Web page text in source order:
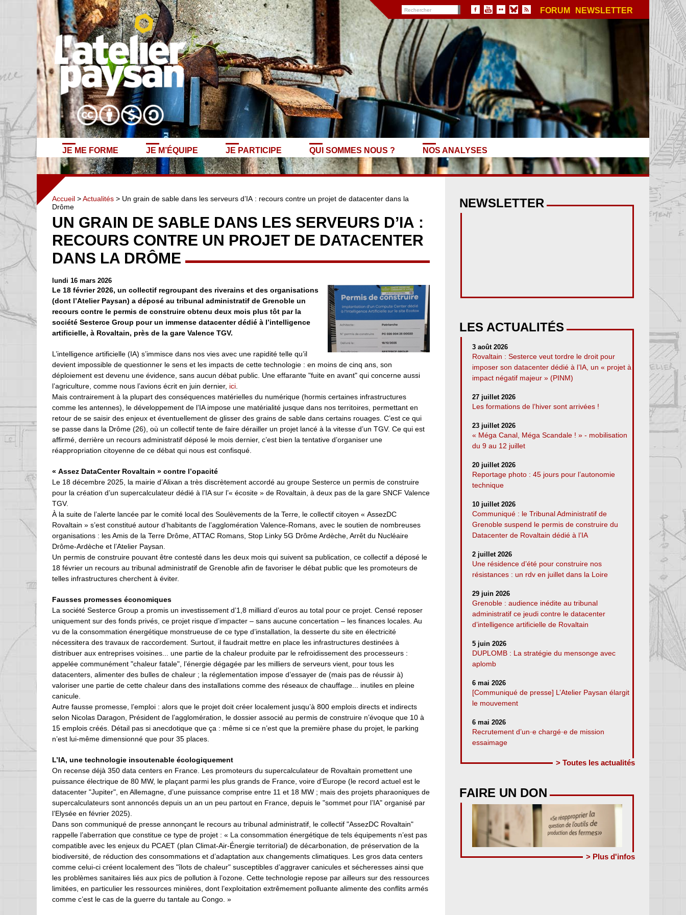
FORUM NEWSLETTER
JE ME FORME JE M’ÉQUIPE JE PARTICIPE QUI SOMMES NOUS ? NOS ANALYSES
Accueil >Actualités > Un grain de sable dans les serveurs d’IA : recours contre un projet de datacenter dans la
Drôme
UN GRAIN DE SABLE DANS LES SERVEURS D’IA :
RECOURS CONTRE UN PROJET DE DATACENTER
DANS LA DRÔME
lundi 16 mars 2026
Le 18 février 2026, un collectif regroupant des riverains et des organisations
(dont l’Atelier Paysan) a déposé au tribunal administratif de Grenoble un
recours contre le permis de construire obtenu deux mois plus tôt par la
société Sesterce Group pour un immense datacenter dédié à l’intelligence
artificielle, à Rovaltain, près de la gare Valence TGV.
L’intelligence artificielle (IA) s’immisce dans nos vies avec une rapidité telle qu’il
devient impossible de questionner le sens et les impacts de cette technologie : en moins de cinq ans, son
déploiement est devenu une évidence, sans aucun débat public. Une effarante "fuite en avant" qui concerne aussi
l’agriculture, comme nous l’avions écrit en juin dernier, ici
Mais contrairement à la plupart des conséquences matérielles du numérique (hormis certaines infrastructures
comme les antennes), le développement de l’IA impose une matérialité jusque dans nos territoires, permettant en
retour de se saisir des enjeux et éventuellement de glisser des grains de sable dans certains rouages. C’est ce qui
se passe dans la Drôme (26), où un collectif tente de faire dérailler un projet lancé à la vitesse d’un TGV. Ce qui est
affirmé, derrière un recours administratif déposé le mois dernier, c’est bien la tentative d’organiser une
réappropriation citoyenne de ce débat qui nous est confisqué.
« Assez DataCenter Rovaltain » contre l’opacité
Le 18 décembre 2025, la mairie d’Alixan a très discrètement accordé au groupe Sesterce un permis de construire
pour la création d’un supercalculateur dédié à l’IA sur l’« écosite » de Rovaltain, à deux pas de la gare SNCF Valence
TGV.
À la suite de l’alerte lancée par le comité local des Soulèvements de la Terre, le collectif citoyen « AssezDC
Rovaltain » s’est constitué autour d’habitants de l’agglomération Valence-Romans, avec le soutien de nombreuses
organisations : les Amis de la Terre Drôme, ATTAC Romans, Stop Linky 5G Drôme Ardèche, Arrêt du Nucléaire
Drôme-Ardèche et l’Atelier Paysan.
Un permis de construire pouvant être contesté dans les deux mois qui suivent sa publication, ce collectif a déposé le
18 février un recours au tribunal administratif de Grenoble afin de favoriser le débat public que les promoteurs de
telles infrastructures cherchent à éviter.
Fausses promesses économiques
La société Sesterce Group a promis un investissement d’1,8 milliard d’euros au total pour ce projet. Censé reposer
uniquement sur des fonds privés, ce projet risque d’impacter – sans aucune concertation – les finances locales. Au
vu de la consommation énergétique monstrueuse de ce type d’installation, la desserte du site en électricité
nécessitera des travaux de raccordement. Surtout, il faudrait mettre en place les infrastructures destinées à
distribuer aux entreprises voisines... une partie de la chaleur produite par le refroidissement des processeurs :
appelée communément "chaleur fatale", l’énergie dégagée par les milliers de serveurs vient, pour tous les
datacenters, alimenter des bulles de chaleur ; la réglementation impose d’essayer de (mais pas de réussir à)
valoriser une partie de cette chaleur dans des installations comme des réseaux de chauffage... inutiles en pleine
canicule.
Autre fausse promesse, l’emploi : alors que le projet doit créer localement jusqu’à 800 emplois directs et indirects
selon Nicolas Daragon, Président de l’agglomération, le dossier associé au permis de construire n’évoque que 10 à
15 emplois créés. Détail pas si anecdotique que ça : même si ce n’est que la première phase du projet, le parking
n’est lui-même dimensionné que pour 35 places.
L’IA, une technologie insoutenable écologiquement
On recense déjà 350 data centers en France. Les promoteurs du supercalculateur de Rovaltain promettent une
puissance électrique de 80 MW, le plaçant parmi les plus grands de France, voire d’Europe (le record actuel est le
datacenter "Jupiter", en Allemagne, d’une puissance comprise entre 11 et 18 MW ; mais des projets pharaoniques de
supercalculateurs sont annoncés depuis un an un peu partout en France, depuis le "sommet pour l’IA" organisé par
l’Elysée en février 2025).
Dans son communiqué de presse annonçant le recours au tribunal administratif, le collectif "AssezDC Rovaltain"
rappelle l’aberration que constitue ce type de projet : « La consommation énergétique de tels équipements n’est pas
compatible avec les enjeux du PCAET (plan Climat-Air-Énergie territorial) de décarbonation, de préservation de la
biodiversité, de réduction des consommations et d’adaptation aux changements climatiques. Les gros data centers
comme celui-ci créent localement des "îlots de chaleur" susceptibles d’aggraver canicules et sécheresses ainsi que
les problèmes sanitaires liés aux pics de pollution à l’ozone. Cette technologie repose par ailleurs sur des ressources
limitées, en particulier les ressources minières, dont l’exploitation extrêmement polluante alimente des conflits armés
comme c’est le cas de la guerre du tantale au Congo. »
NEWSLETTER
LES ACTUALITÉS
3 août 2026
Rovaltain : Sesterce veut tordre le droit pour
imposer son datacenter dédié à l’IA, un « projet à
impact négatif majeur » (PINM)
27 juillet 2026
Les formations de l’hiver sont arrivées !
23 juillet 2026
« Méga Canal, Méga Scandale ! » - mobilisation
du 9 au 12 juillet
20 juillet 2026
Reportage photo : 45 jours pour l’autonomie
technique
10 juillet 2026
Communiqué : le Tribunal Administratif de
Grenoble suspend le permis de construire du
Datacenter de Rovaltain dédié à l’IA
2 juillet 2026
Une résidence d’été pour construire nos
résistances : un rdv en juillet dans la Loire
29 juin 2026
Grenoble : audience inédite au tribunal
administratif ce jeudi contre le datacenter
d’intelligence artificielle de Rovaltain
5 juin 2026
DUPLOMB : La stratégie du mensonge avec
aplomb
6 mai 2026
[Communiqué de presse] L’Atelier Paysan élargit
le mouvement
6 mai 2026
Recrutement d’un·e chargé·e de mission
essaimage
> Toutes les actualités
FAIRE UN DON
> Plus d'infos